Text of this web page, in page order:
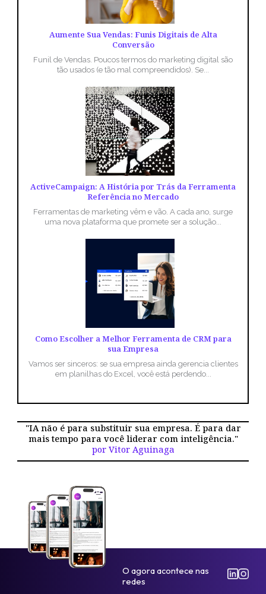
Aumente Sua Vendas: Funis Digitais de Alta
Conversão
Funil de Vendas. Poucos termos do marketing digital são
tão usados (e tão mal compreendidos). Se...
ActiveCampaign: A História por Trás da Ferramenta
Referência no Mercado
Ferramentas de marketing vêm e vão. A cada ano, surge
uma nova plataforma que promete ser a solução...
Como Escolher a Melhor Ferramenta de CRM para
sua Empresa
Vamos ser sinceros: se sua empresa ainda gerencia clientes
em planilhas do Excel, você está perdendo...
"IA não é para substituir sua empresa. É para dar
mais tempo para você liderar com inteligência."
por Vitor Aguinaga
O agora acontece nas
redes